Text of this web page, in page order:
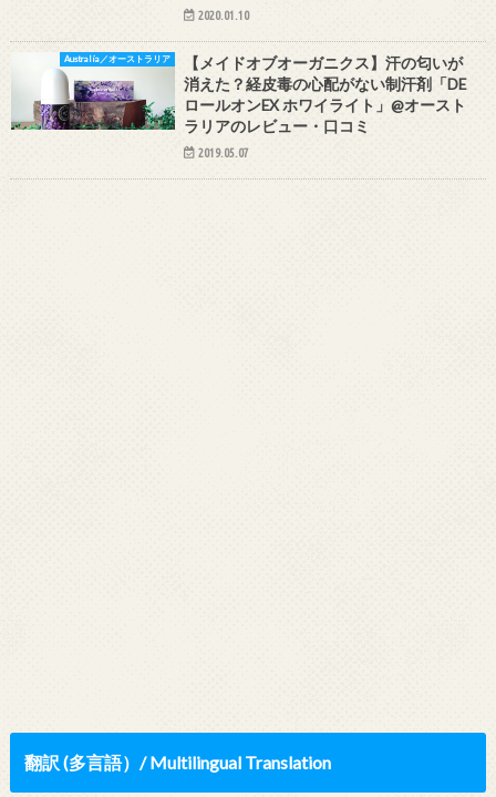
2020.01.10
Australia／オーストラリア
【メイドオブオーガニクス】汗の匂いが
消えた？経皮毒の心配がない制汗剤「DE
ロールオンEX ホワイライト」@オースト
ラリアのレビュー・口コミ
2019.05.07
翻訳 (多言語）/ Multilingual Translation